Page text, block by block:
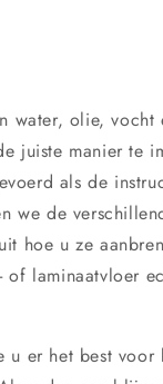
water, olie, vocht
juiste manier te
als de
we de
hoe u ze
laminaatvloer
u er het best voor